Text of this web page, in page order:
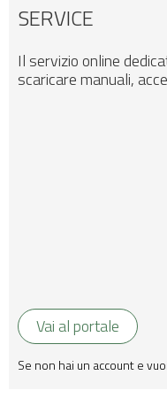
SERVICE
Il servizio online
scaricare manuali,
Vai al portale
Se non hai un account e